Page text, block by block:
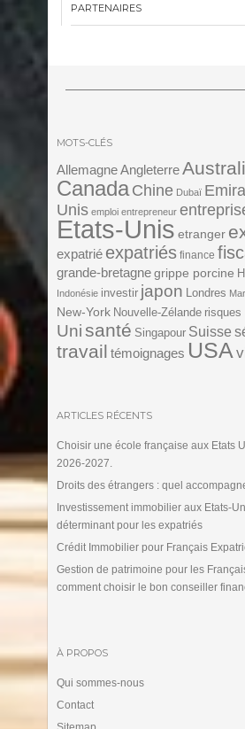
PARTENAIRES
MOTS-CLÉS
Allemagne Angleterre
Canada Chine Dubaï
Unis emploi entrepreneur
Etats-Unis etranger
expatrié expatriés finance
grande-bretagne grippe porcine
Indonésie investir japon Londres
New-York Nouvelle-Zélande risques
Unisanté Singapour Suisse
travail témoignages USA
ARTICLES RÉCENTS
Choisir une école française aux Etats
2026-2027.
Droits des étrangers : quel
Investissement immobilier aux Etats-
déterminant pour les expatriés
Crédit Immobilier pour Français
Gestion de patrimoine pour les
comment choisir le bon conseiller
À PROPOS
Qui sommes-nous
Contact